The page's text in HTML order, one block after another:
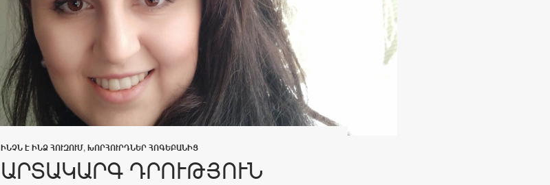
ԻՆՉՆ Է ԻՆՁ ՀՈՒԶՈՒՄ, ԽՈՐՀՈՒՐԴՆԵՐ ՀՈԳԵԲԱՆԻՑ
ԱՐՏԱԿԱՐԳ ԴՐՈՒԹՅՈՒՆ